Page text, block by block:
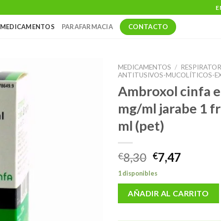
MEDICAMENTOS PARAFARMACIA CONTACTO
MEDICAMENTOS /
ANTITUSIVOS-MUCOLÍTICOS-
Ambroxol cinfa
mg/ml jarabe 1
ml (pet)
€8,30 El
precio
original
era:
€8,30.
€7,47
actual
es:
€7,47.
1 disponibles
AÑADIR AL CARRITO